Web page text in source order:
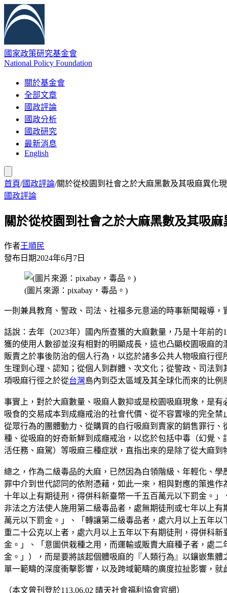
國家政策研究基金會
National Policy Foundation
關於基金會
全部文章
國政評論
國政分析
國政研究
最新消息
English
首頁/國政評論/關於從校園到社會之於大麻黑數及其吸麻異化
國政評論
關於從校園到社會之於大麻黑數及其吸
作者王順民
發布日期2024年6月7日
(圖片來源：pixabay，毒品。)
一則兼具教育、警政、司法、社福多元意涵的時事新聞報導，
話說：去年（2023年）國內所查獲的大麻數量，乃是十年前
獲的使用人數卻並沒有相對的明顯成長，這也凸顯校園吸麻
販賣之於事後防治的個人行為，以迄於諸多公共人物吸麻行
生理到心理、認知；從個人到群體、次文化；從警政、司法
項吸麻行徑之於從台灣島內到亞太區域及其全球化而來的比例
事實上，對於大麻數量、吸麻人數抑或是校園吸麻現象，是
吸食的交易成本到成癮戒治的社會代價、從不容置喙的完全
從眾行為的團體動力、從購買的自行吸麻到賣家的銷售罪行
種、從吸麻的好奇新鮮到成癮戒治，以迄於包括中毒（幻覺
活任務、麻駕）等吸麻三種症狀，直指出來的是除了從大麻
總之，作為二級毒品的大麻，已然因為白領階級、年輕化、
罪中介到世代認同的依附憑藉，如此一來，相與對應的策進
十年以上有期徒刑，得併科新臺幣一千五百萬元以下罰金。
非法之方法使人施用第二級毒品者，處無期徒刑或七年以上
萬元以下罰金。」、「轉讓第二級毒品者，處六月以上五年
重二十公克以上者，處六月以上五年以下有期徒刑，得併科
金。」、「意圖供栽種之用，而運輸或販賣大麻種子者，處
金。」），而是要將該起個體吸麻的『人類行為』以鑲嵌集
單一範疇的深度衝擊影響，以及跨域範疇的廣度拉扯影響，
（本文曾刊登於113.06.02 晴天社會福利協會官網）